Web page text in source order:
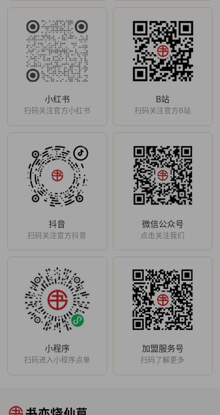
小红书
扫码关注官方小红书
B站
扫码关注官方B站
抖音
扫码关注官方抖音
微信公众号
点击关注我们
小程序
扫码进入小程序点单
加盟服务号
扫码了解更多